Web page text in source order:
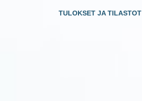
TULOKSET JA TILASTOT